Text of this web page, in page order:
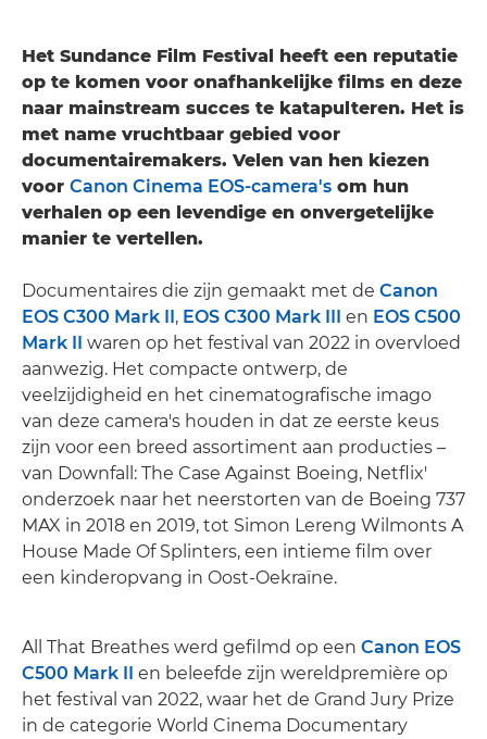
Het Sundance Film Festival heeft een reputatie
op te komen voor onafhankelijke films en deze
naar mainstream succes te katapulteren. Het is
met name vruchtbaar gebied voor
documentairemakers. Velen van hen kiezen
voor Canon Cinema EOS-camera's om hun
verhalen op een levendige en onvergetelijke
manier te vertellen.
Documentaires die zijn gemaakt met de Canon
EOS C300 Mark II, EOS C300 Mark III en EOS C500
Mark II waren op het festival van 2022 in overvloed
aanwezig. Het compacte ontwerp, de
veelzijdigheid en het cinematografische imago
van deze camera's houden in dat ze eerste keus
zijn voor een breed assortiment aan producties –
van Downfall: The Case Against Boeing, Netflix'
onderzoek naar het neerstorten van de Boeing 737
MAX in 2018 en 2019, tot Simon Lereng Wilmonts A
House Made Of Splinters, een intieme film over
een kinderopvang in Oost-Oekraïne.
All That Breathes werd gefilmd op een Canon EOS
C500 Mark II en beleefde zijn wereldpremière op
het festival van 2022, waar het de Grand Jury Prize
in de categorie World Cinema Documentary